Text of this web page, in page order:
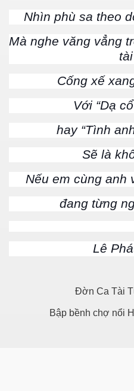
Nhìn phù sa theo
Mà nghe văng vẳng
Cống xế
Với “Dạ
hay “Tình
Sẽ là
Nếu em cùng anh
đang từng
Lê
Đờn Ca Tài
Bập bềnh chợ nổi